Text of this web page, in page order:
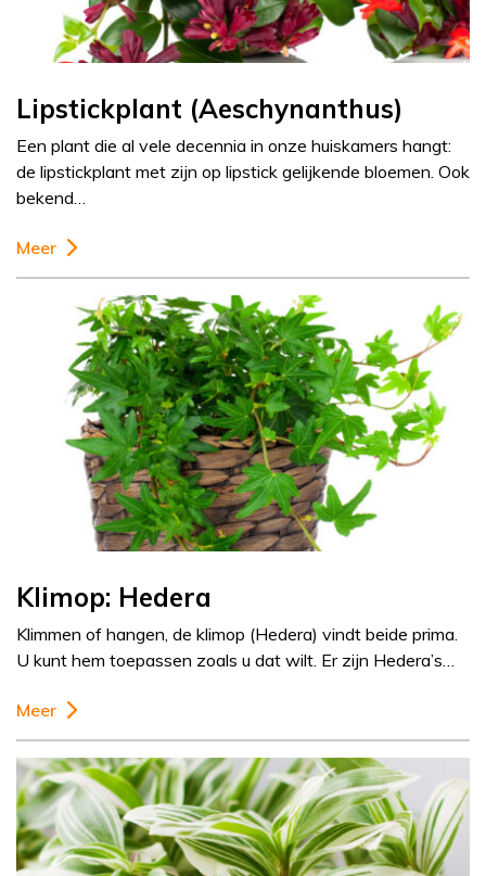
Lipstickplant (Aeschynanthus)
Een plant die al vele decennia in onze huiskamers hangt:
de lipstickplant met zijn op lipstick gelijkende bloemen. Ook
bekend…
Meer
Klimop: Hedera
Klimmen of hangen, de klimop (Hedera) vindt beide prima.
U kunt hem toepassen zoals u dat wilt. Er zijn Hedera’s…
Meer